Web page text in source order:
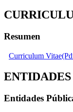
Resumen
Curriculum
Entidades